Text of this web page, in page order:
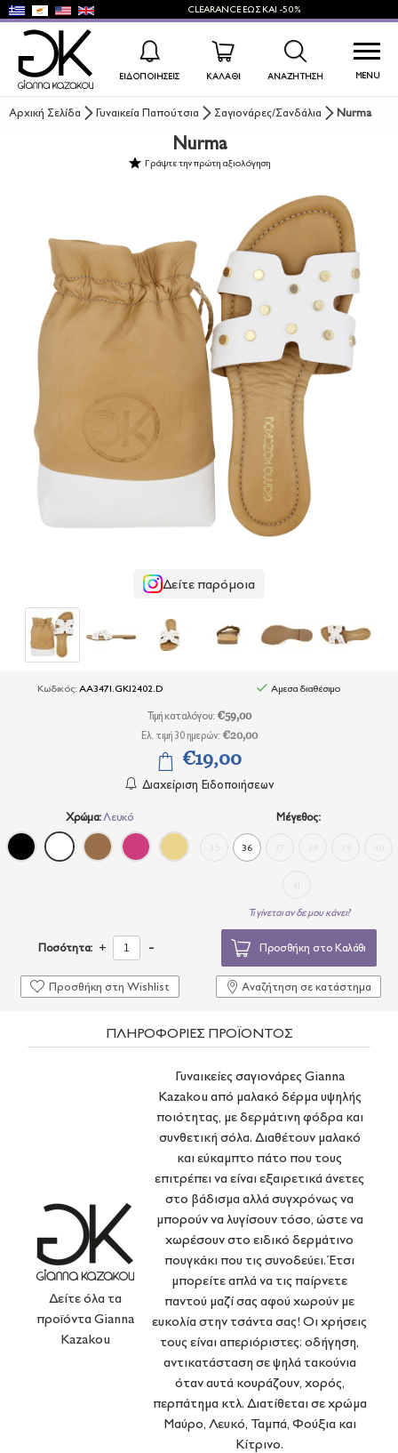
CLEARANCEΕΩΣ ΚΑΙ -50%
ΕΙΔΟΠΟΙΉΣΕΙΣ ΚΑΛΑΘΙ ΑΝΑΖΉΤΗΣΗ MENU
WISHLIST ΣΎΝΔΕΣΗ
ΑΝΔΡΙΚΑ ΠΑΠΟΥΤΣΙΑ
ΠΑΙΔΙΚΑ ΠΑΠΟΥΤΣΙΑ
ΤΣΑΝΤΕΣ
ΑΞΕΣΟΥΑΡ
ΕΣΩΡΟΥΧΑ
BRANDS
ΠΡΟΣΦΟΡΕΣ
OUTLET
Αρχική Σελίδα Γυναικεία Παπούτσια Σαγιονάρες/Σανδάλια Nurma
Nurma
Γράψτε την πρώτη αξιολόγηση
Δείτε παρόμοια
Κωδικός: AA3471.GK12402.D Αμεσα διαθέσιμο
Τιμή καταλόγου: €59,00
Ελ. τιμή 30 ημερών: €20,00
€19,00
Διαχείριση Ειδοποιήσεων
Χρώμα: Λευκό Μέγεθος:
35 36 37 38 39 40
41
Τι γίνεται αν δε μου κάνει?
Ποσότητα: + - Προσθήκη στο Καλάθι
Προσθήκη στη Wishlist Αναζήτηση σε κατάστημα
ΠΛΗΡΟΦΟΡΙΕΣ ΠΡΟΪΟΝΤΟΣ
Δείτε όλα τα
προϊόντα Gianna
Kazakou
Γυναικείες σαγιονάρες Gianna
Kazakou από μαλακό δέρμα υψηλής
ποιότητας, με δερμάτινη φόδρα και
συνθετική σόλα. Διαθέτουν μαλακό
και εύκαμπτο πάτο που τους
επιτρέπει να είναι εξαιρετικά άνετες
στο βάδισμα αλλά συγχρόνως να
μπορούν να λυγίσουν τόσο, ώστε να
χωρέσουν στο ειδικό δερμάτινο
πουγκάκι που τις συνοδεύει. Έτσι
μπορείτε απλά να τις παίρνετε
παντού μαζί σας αφού χωρούν με
ευκολία στην τσάντα σας! Οι χρήσεις
τους είναι απεριόριστες: οδήγηση,
αντικατάσταση σε ψηλά τακούνια
όταν αυτά κουράζουν, χορός,
περπάτημα κτλ. Διατίθεται σε χρώμα
Μαύρο, Λευκό, Ταμπά, Φούξια και
Κίτρινο.